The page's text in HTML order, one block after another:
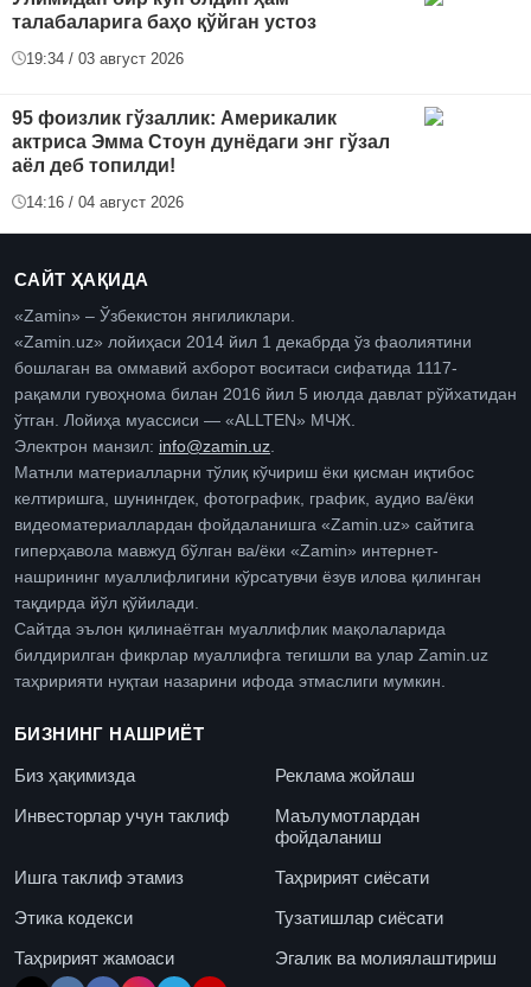
талабаларига баҳо қўйган устоз
19:34 / 03 август 2026
95 фоизлик гўзаллик: Америкалик
актриса Эмма Стоун дунёдаги энг гўзал
аёл деб топилди!
14:16 / 04 август 2026
САЙТ ҲАҚИДА
«Zamin» – Ўзбекистон янгиликлари.
«Zamin.uz» лойиҳаси 2014 йил 1 декабрда ўз фаолиятини
бошлаган ва оммавий ахборот воситаси сифатида 1117-
рақамли гувоҳнома билан 2016 йил 5 июлда давлат рўйхатидан
ўтган. Лойиҳа муассиси — «ALLTEN» МЧЖ.
Электрон манзил: info@zamin.uz
Матнли материалларни тўлиқ кўчириш ёки қисман иқтибос
келтиришга, шунингдек, фотографик, график, аудио ва/ёки
видеоматериаллардан фойдаланишга «Zamin.uz» сайтига
гиперҳавола мавжуд бўлган ва/ёки «Zamin» интернет-
нашрининг муаллифлигини кўрсатувчи ёзув илова қилинган
тақдирда йўл қўйилади.
Сайтда эълон қилинаётган муаллифлик мақолаларида
билдирилган фикрлар муаллифга тегишли ва улар Zamin.uz
таҳририяти нуқтаи назарини ифода этмаслиги мумкин.
БИЗНИНГ НАШРИЁТ
Биз ҳақимизда
Реклама жойлаш
Инвесторлар учун таклиф
Маълумотлардан
фойдаланиш
Ишга таклиф этамиз
Таҳририят сиёсати
Этика кодекси
Тузатишлар сиёсати
Таҳририят жамоаси
Эгалик ва молиялаштириш